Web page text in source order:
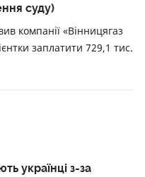
суду)
компанії «Вінницягаз
заплатити 729,1 тис.
українці з-за